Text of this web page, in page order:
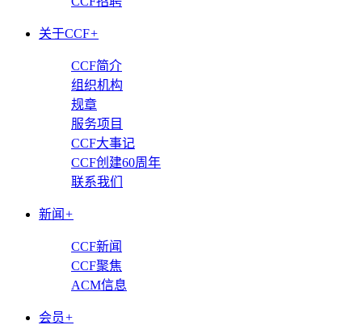
关于CCF+
CCF简介
组织机构
规章
服务项目
CCF大事记
CCF创建60周年
联系我们
新闻 +
CCF新闻
CCF聚焦
ACM信息
会员+